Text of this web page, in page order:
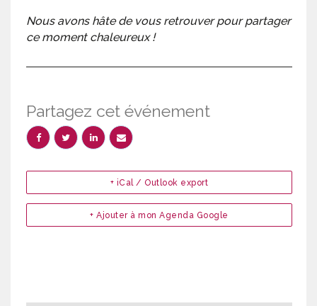
Nous avons hâte de vous retrouver pour partager
ce moment chaleureux !
Partagez cet événement
+ Ajouter à mon Agenda Google
+ iCal / Outlook export